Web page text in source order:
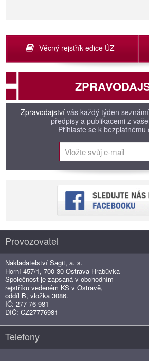
Věcný rejstřík edice ÚZ
Zpravodajství vás každý týden
předpisy a publikacemi z
Přihlaste se k bezplatnému
Provozovatel
Nakladatelství Sagit, a. s.
Horní 457/1, 700 30 Ostrava-Hrabůvka
Společnost je zapsaná v obchodním
rejstříku vedeném KS v Ostravě,
oddíl B, vložka 3086.
IČ: 277 76 981
DIČ: CZ27776981
Telefony